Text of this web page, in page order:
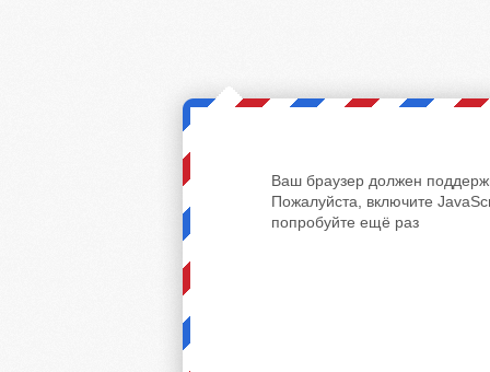
Ваш браузер должен
Пожалуйста, включите
попробуйте ещё раз